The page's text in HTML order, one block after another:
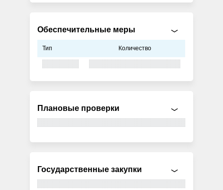
Обеспечительные меры
Тип Количество
Плановые проверки
Государственные закупки